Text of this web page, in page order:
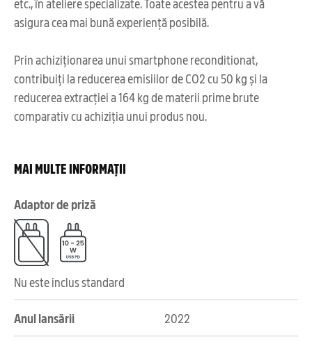
asigura cea mai bună experiență posibilă.
Prin achiziționarea unui smartphone reconditionat,
contribuiți la reducerea emisiilor de CO2 cu 50 kg și la
reducerea extracției a 164 kg de materii prime brute
comparativ cu achiziția unui produs nou.
MAI MULTE INFORMAȚII
Adaptor de priză
Nu este inclus standard
Anul lansării 2022